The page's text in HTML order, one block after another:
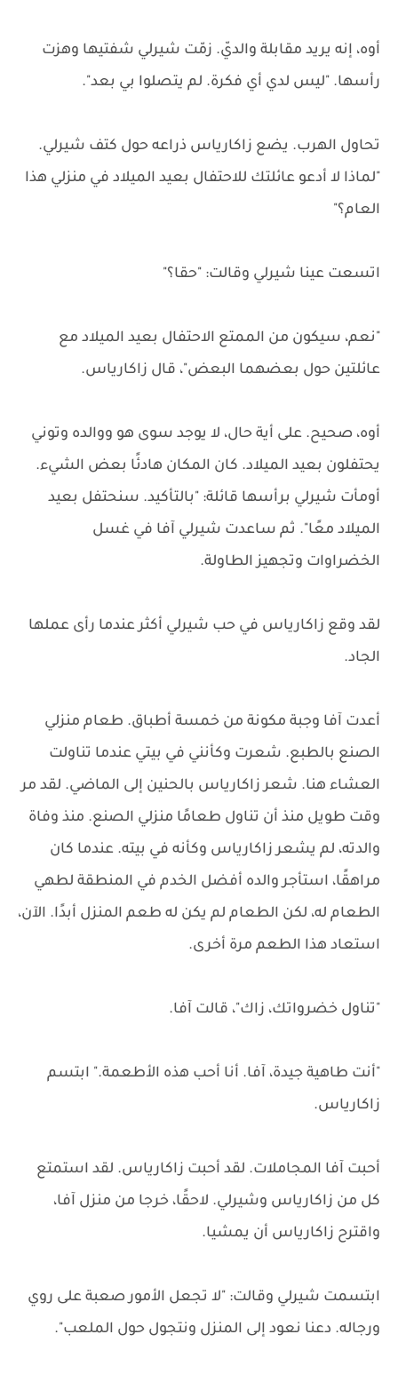
أوه، إنه يريد مقابلة والديّ. زمّت شيرلي شفتيها وهزت
رأسها. "ليس لدي أي فكرة. لم يتصلوا بي بعد".
تحاول الهرب. يضع زاكارياس ذراعه حول كتف شيرلي.
"لماذا لا أدعو عائلتك للاحتفال بعيد الميلاد في منزلي هذا
العام؟"
اتسعت عينا شيرلي وقالت: "حقا؟"
"نعم، سيكون من الممتع الاحتفال بعيد الميلاد مع
عائلتين حول بعضهما البعض"، قال زاكارياس.
أوه، صحيح. على أية حال، لا يوجد سوى هو ووالده وتوني
يحتفلون بعيد الميلاد. كان المكان هادئًا بعض الشيء.
أومأت شيرلي برأسها قائلة: "بالتأكيد. سنحتفل بعيد
الميلاد معًا". ثم ساعدت شيرلي آفا في غسل
الخضراوات وتجهيز الطاولة.
لقد وقع زاكارياس في حب شيرلي أكثر عندما رأى عملها
الجاد.
أعدت آفا وجبة مكونة من خمسة أطباق. طعام منزلي
الصنع بالطبع. شعرت وكأنني في بيتي عندما تناولت
العشاء هنا. شعر زاكارياس بالحنين إلى الماضي. لقد مر
وقت طويل منذ أن تناول طعامًا منزلي الصنع. منذ وفاة
والدته، لم يشعر زاكارياس وكأنه في بيته. عندما كان
مراهقًا، استأجر والده أفضل الخدم في المنطقة لطهي
الطعام له، لكن الطعام لم يكن له طعم المنزل أبدًا. الآن،
استعاد هذا الطعم مرة أخرى.
"تناول خضرواتك، زاك"، قالت آفا.
"أنت طاهية جيدة، آفا. أنا أحب هذه الأطعمة." ابتسم
زاكارياس.
أحبت آفا المجاملات. لقد أحبت زاكارياس. لقد استمتع
كل من زاكارياس وشيرلي. لاحقًا، خرجا من منزل آفا،
واقترح زاكارياس أن يمشيا.
ابتسمت شيرلي وقالت: "لا تجعل الأمور صعبة على روي
ورجاله. دعنا نعود إلى المنزل ونتجول حول الملعب".